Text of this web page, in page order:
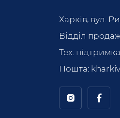
Харків, вул.
Відділ
Тех.
Пошта: